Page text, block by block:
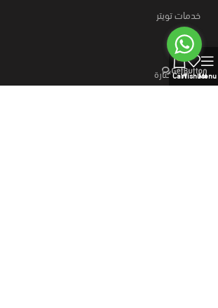
خدمات تويتر
روابط مختارةMenu
Wishlist
0
Cart